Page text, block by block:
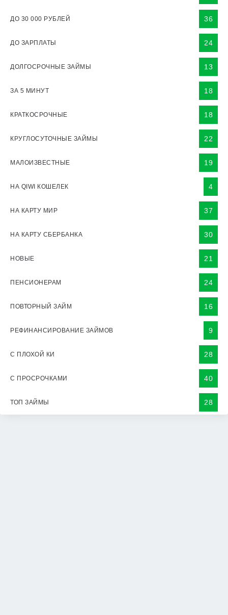
ДО 30 000 РУБЛЕЙ 36
ДО ЗАРПЛАТЫ 24
ДОЛГОСРОЧНЫЕ ЗАЙМЫ 13
ЗА 5 МИНУТ 18
КРАТКОСРОЧНЫЕ 18
КРУГЛОСУТОЧНЫЕ ЗАЙМЫ 22
МАЛОИЗВЕСТНЫЕ 19
НА QIWI КОШЕЛЕК 4
НА КАРТУ МИР 37
НА КАРТУ СБЕРБАНКА 30
НОВЫЕ 21
ПЕНСИОНЕРАМ 24
ПОВТОРНЫЙ ЗАЙМ 16
РЕФИНАНСИРОВАНИЕ ЗАЙМОВ 9
С ПЛОХОЙ КИ 28
С ПРОСРОЧКАМИ 40
ТОП ЗАЙМЫ 28